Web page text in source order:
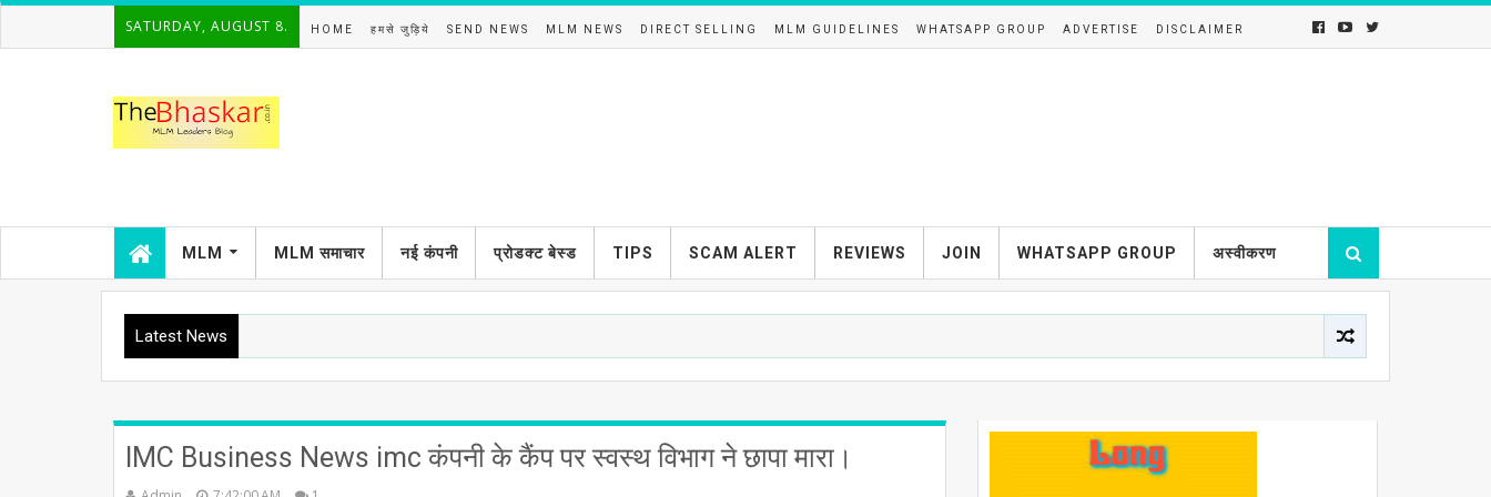
SATURDAY, AUGUST 8. HOME हमसे जुड़िये SEND NEWS MLM NEWS DIRECT SELLING MLM GUIDELINES WHATSAPP GROUP ADVERTISE DISCLAIMER
MLM ​MLM समाचार नई कंपनी प्रोडक्ट बेस्ड TIPS SCAM ALERT REVIEWS JOIN WHATSAPP GROUP अस्वीकरण
Latest News
IMC Business News imc कंपनी के कैंप पर स्वस्थ विभाग ने छापा मारा।